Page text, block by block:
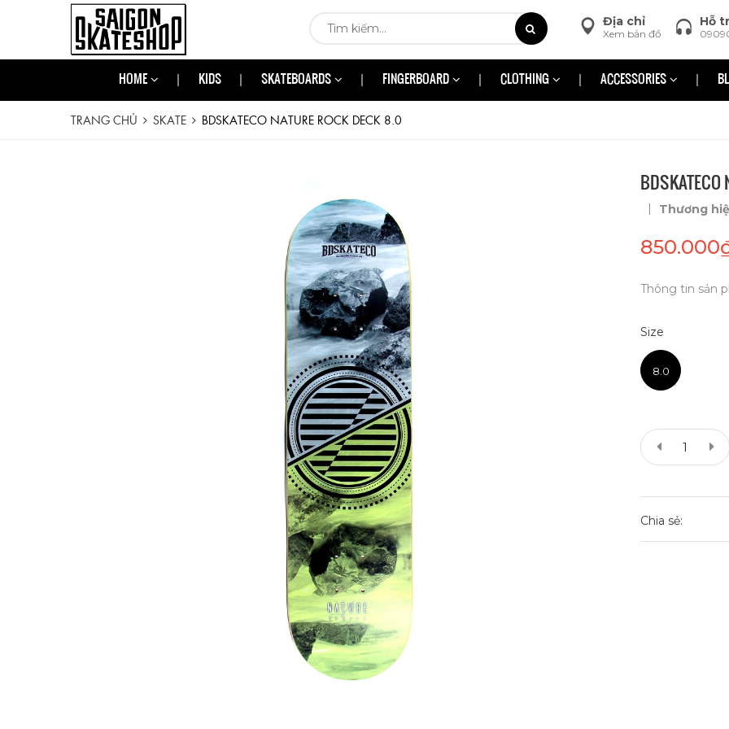
Hỗ
Địa chỉ
Xem bản đồ
HOME KIDS SKATEBOARDS FINGERBOARD CLOTHING ACCESSORIES
TRANG CHỦ SKATE BDSKATECO NATURE ROCK DECK 8.0
BDSKATECO
| Thương
Thông tin sản
Size
8.0
Chia sẻ: